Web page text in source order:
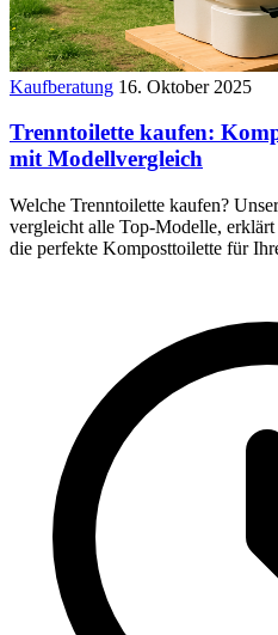
Kaufberatung 16. Oktober 2025
Trenntoilette kaufen:
mit Modellvergleich
Welche Trenntoilette kaufen?
vergleicht alle Top-Modelle,
die perfekte Komposttoilette für